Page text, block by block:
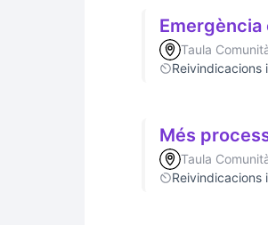
Taula
Reivindicacions
Més
Taula
Reivindicacions